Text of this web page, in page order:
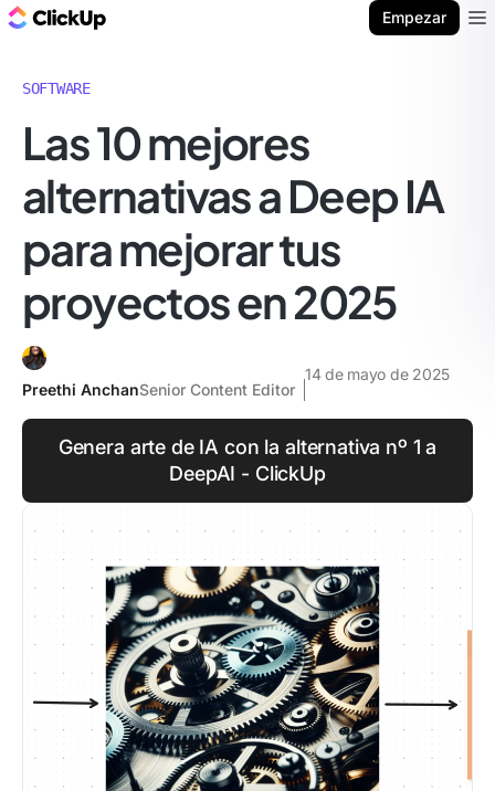
Empezar
SOFTWARE
Las 10 mejores
alternativas a Deep IA
para mejorar tus
proyectos en 2025
Preethi AnchanSenior Content Editor
14 de mayo de 2025
Genera arte de IA con la alternativa nº 1 a
DeepAI - ClickUp